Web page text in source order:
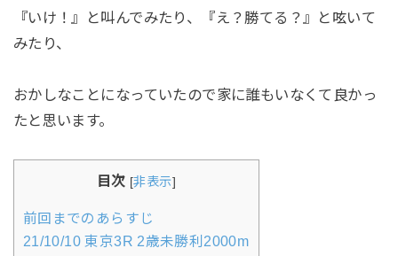
『いけ！』と叫んでみたり、『え？勝てる？』と呟いて
みたり、
おかしなことになっていたので家に誰もいなくて良かっ
たと思います。
目次 [非表示]
前回までのあらすじ
21/10/10 東京3R 2歳未勝利2000m